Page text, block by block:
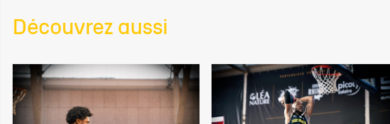
Découvrez aussi